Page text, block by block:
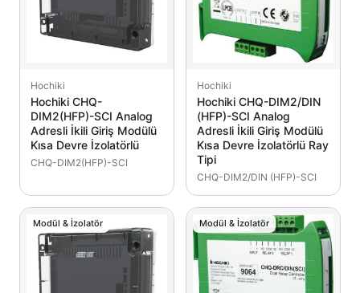
Hochiki
Hochiki CHQ-
DIM2(HFP)-SCI Analog
Adresli İkili Giriş Modülü
Kısa Devre İzolatörlü
CHQ-DIM2(HFP)-SCI
Hochiki
Hochiki CHQ-DIM2/DIN
(HFP)-SCI Analog
Adresli İkili Giriş Modülü
Kısa Devre İzolatörlü Ray
Tipi
CHQ-DIM2/DIN (HFP)-SCI
Modül & İzolatör Modül & İzolatör